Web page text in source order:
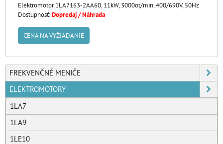
Elektromotor 1LA7163-2AA60, 11kW, 3000ot/min, 400/690V, 50Hz
Dostupnosť:Dopredaj / Náhrada
CENA NA VYŽIADANIE
FREKVENČNÉ MENIČE
ELEKTROMOTORY
1LA7
1LA9
1LE10